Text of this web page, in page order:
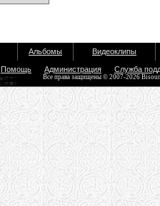
Альбомы Видеоклипы
Помощь Администрация Служба
Все права защищены © 2007-2026